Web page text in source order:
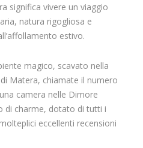
significa vivere un viaggio
natura rigogliosa e
estivo.
magico, scavato nella
Matera, chiamate il numero
camera nelle Dimore
di charme, dotato di tutti i
eccellenti recensioni